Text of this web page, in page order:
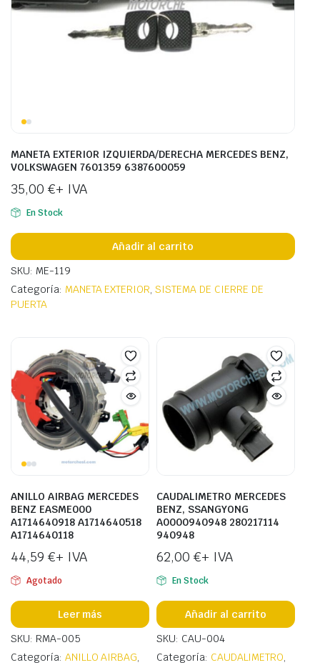
MANETA EXTERIOR IZQUIERDA/DERECHA MERCEDES BENZ,
VOLKSWAGEN 7601359 6387600059
35,00 €+ IVA
En Stock
Añadir al carrito
SKU: ME-119
Categoría: MANETA EXTERIOR,SISTEMA DE CIERRE DE
PUERTA
ANILLO AIRBAG MERCEDES
BENZ EASME000
A1714640918 A1714640518
A1714640118
44,59 €+ IVA
Agotado
Leer más
SKU: RMA-005
Categoría: ANILLO AIRBAG,
CAUDALIMETRO MERCEDES
BENZ, SSANGYONG
A0000940948 280217114
940948
62,00 €+ IVA
En Stock
Añadir al carrito
SKU: CAU-004
Categoría: CAUDALIMETRO,